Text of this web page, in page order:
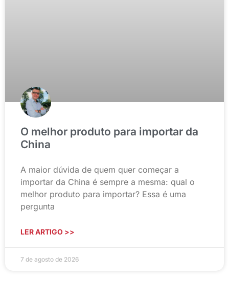
O melhor produto para importar da
China
A maior dúvida de quem quer começar a
importar da China é sempre a mesma: qual o
melhor produto para importar? Essa é uma
pergunta
LER ARTIGO >>
7 de agosto de 2026